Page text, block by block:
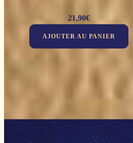
21,90€
AJOUTER AU PANIER